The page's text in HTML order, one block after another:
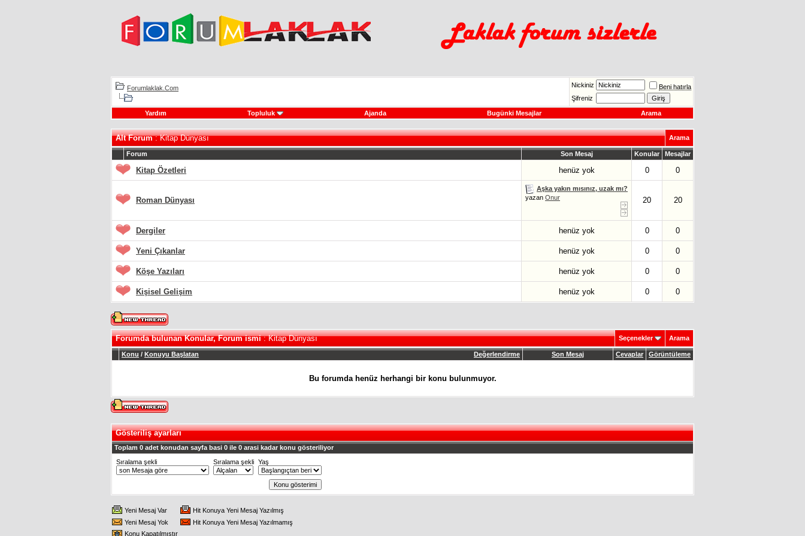
Forumlaklak.Com Nickiniz
Beni hatırla
Şifreniz
Yardım Topluluk Ajanda Bugünki Mesajlar Arama
Alt Forum: Kitap Dünyası Arama
Forum Son Mesaj Konular Mesajlar
Kitap Özetleri henüz yok 0 0
Roman Dünyası
Aşka yakın mısınız, uzak mı?
yazan Onur 20 20
Dergiler henüz yok 0 0
Yeni Çıkanlar henüz yok 0 0
Köşe Yazıları henüz yok 0 0
Kişisel Gelişim henüz yok 0 0
Forumda bulunan Konular, Forum ismi: Kitap Dünyası Seçenekler Arama
Değerlendirme
Konu / Konuyu Başlatan Son Mesaj Cevaplar Görüntüleme
Bu forumda henüz herhangi bir konu bulunmuyor.
Gösteriliş ayarları
Toplam 0 adet konudan sayfa basi 0 ile 0 arasi kadar konu gösteriliyor
Sıralama şekli
Sıralama şekli Yaş
Yeni Mesaj Var
Hit Konuya Yeni Mesaj Yazılmış
Yeni Mesaj Yok
Hit Konuya Yeni Mesaj Yazılmamış
Konu Kapatılmıştır